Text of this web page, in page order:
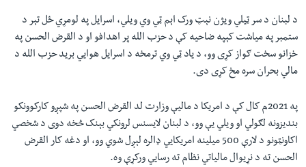
د لبنان د سر ټيلي ويژن نېټ ورک اېم ټي وي ويلي، اسرايل په لومړي ځل تېر د
ستمبر په میاشت کېپه ضاحیه کې د حزب الله پر اهدافو او د القرض الحسن په
خزانو سخت ګواز کړی وو، د ياد ټي وي ترمخه د اسرايل هوایي بريد حزب الله د
مالي بحران سره مخ کړی دی.
په 2021م کال کې د امریکا د مالیې وزارت لد القرض الحسن په شپږو کارکوونکو
بنديزونه لګولي او ویلي یې وو، د لبنان لايسنس لرونکي بېنک څخه دوی د شخصي
اکاونټونو د لارې 500 ميلينه امریکايي ډالره لېږل شوي وو، او دغه کار القرض
الحسن ته د نړیوال مالياتي نظام ته رسايي ورکړې وه.